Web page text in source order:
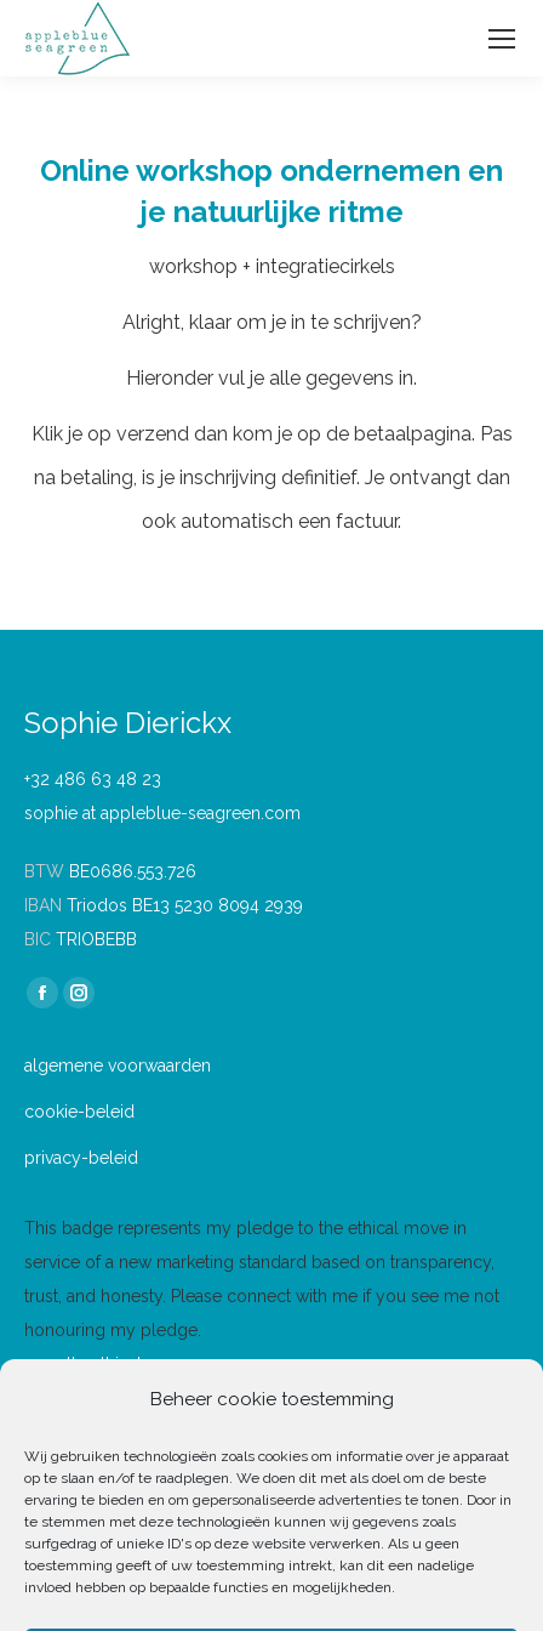
Beheer cookie toestemming
Wij gebruiken technologieën zoals cookies om informatie over je apparaat
op te slaan en/of te raadplegen. We doen dit met als doel om de beste
ervaring te bieden en om gepersonaliseerde advertenties te tonen. Door in
te stemmen met deze technologieën kunnen wij gegevens zoals
surfgedrag of unieke ID's op deze website verwerken. Als u geen
toestemming geeft of uw toestemming intrekt, kan dit een nadelige
invloed hebben op bepaalde functies en mogelijkheden.
Online workshop ondernemen en
je natuurlijke ritme
workshop + integratiecirkels
Alright, klaar om je in te schrijven?
Hieronder vul je alle gegevens in.
Klik je op verzend dan kom je op de betaalpagina. Pas
na betaling, is je inschrijving definitief. Je ontvangt dan
ook automatisch een factuur.
Sophie Dierickx
+32 486 63 48 23
sophie at appleblue-seagreen.com
BTW BE0686.553.726
IBAN Triodos BE13 5230 8094 2939
BIC TRIOBEBB
Find us on:
Facebook
opens
window
Instagram
opens
in
window
algemene voorwaarden
cookie-beleid
privacy-beleid
This badge represents my pledge to the ethical move in
service of a new marketing standard based on transparency,
trust, and honesty. Please connect with me if you see me not
honouring my pledge.
www.theethicalmove.org